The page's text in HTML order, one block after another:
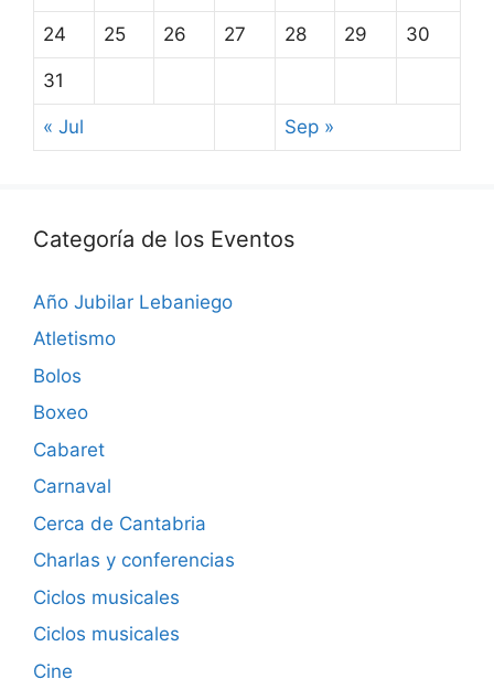
24 25 26 27 28 29 30
31
« Jul Sep »
Categoría de los Eventos
Año Jubilar Lebaniego
Atletismo
Bolos
Boxeo
Cabaret
Carnaval
Cerca de Cantabria
Charlas y conferencias
Ciclos musicales
Ciclos musicales
Cine